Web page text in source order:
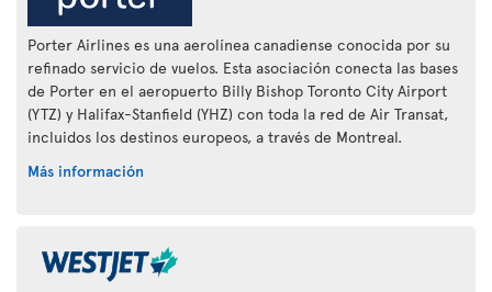
Porter Airlines es una aerolínea canadiense conocida por su
refinado servicio de vuelos. Esta asociación conecta las bases
de Porter en el aeropuerto Billy Bishop Toronto City Airport
(YTZ) y Halifax-Stanfield (YHZ) con toda la red de Air Transat,
incluidos los destinos europeos, a través de Montreal.
Más información